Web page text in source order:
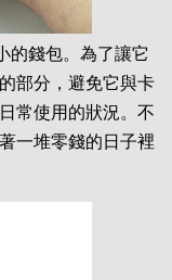
的錢包。為了讓它
部分，避免它與卡
常使用的狀況。不
一堆零錢的日子裡